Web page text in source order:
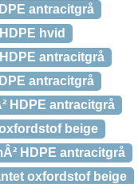
antracitgrå
hvid
antracitgrå
antracitgrå
HDPE antracitgrå
beige
HDPE antracitgrå
oxfordstof beige